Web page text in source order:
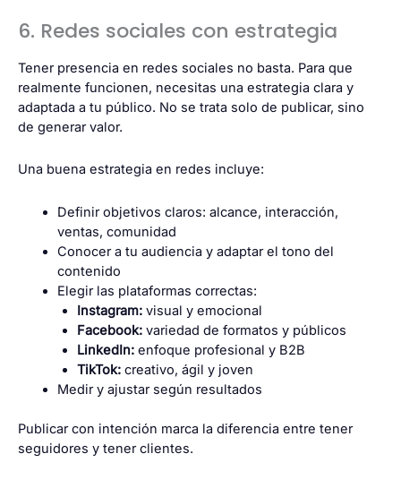
6. Redes sociales con estrategia
Tener presencia en redes sociales no basta. Para que
realmente funcionen, necesitas una estrategia clara y
adaptada a tu público. No se trata solo de publicar, sino
de generar valor.
Una buena estrategia en redes incluye:
Definir objetivos claros: alcance, interacción,
ventas, comunidad
Conocer a tu audiencia y adaptar el tono del
contenido
Elegir las plataformas correctas:
Instagram:visual y emocional
Facebook:variedad de formatos y públicos
LinkedIn:enfoque profesional y B2B
TikTok:creativo, ágil y joven
Medir y ajustar según resultados
Publicar con intención marca la diferencia entre tener
seguidores y tener clientes.